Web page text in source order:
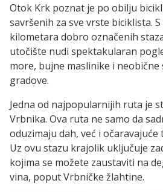
Otok Krk poznat je po obilju
savršenih za sve vrste biciklista. S
kilometara dobro označenih
utočište nudi spektakularan
more, bujne maslinike i
gradove.
Jedna od najpopularnijih ruta je
Vrbnika. Ova ruta ne samo da
oduzimaju dah, već i
Uz ovu stazu krajolik uključuje
kojima se možete zaustaviti na
vina, poput Vrbničke žlahtine.